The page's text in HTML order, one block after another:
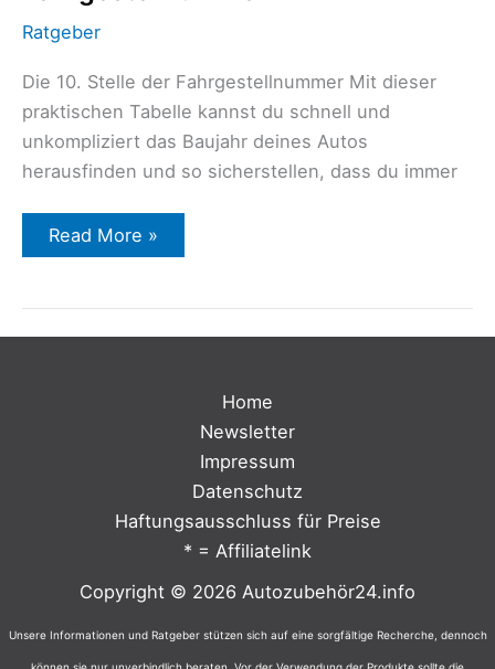
Ratgeber
Die 10. Stelle der Fahrgestellnummer Mit dieser
praktischen Tabelle kannst du schnell und
unkompliziert das Baujahr deines Autos
herausfinden und so sicherstellen, dass du immer
Read More »
Home
Newsletter
Impressum
Datenschutz
Haftungsausschluss für Preise
* = Affiliatelink
Copyright © 2026 Autozubehör24.info
Unsere Informationen und Ratgeber stützen sich auf eine sorgfältige Recherche, dennoch